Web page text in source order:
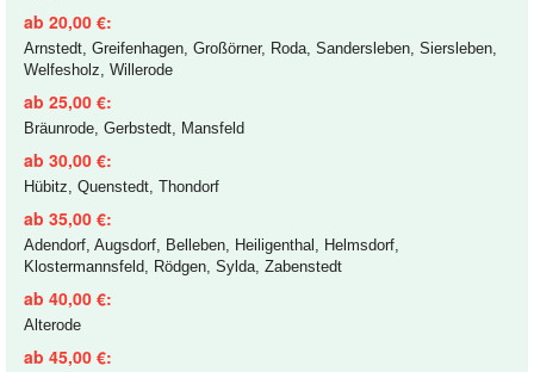
ab 20,00 €:
Arnstedt, Greifenhagen, Großörner, Roda, Sandersleben, Siersleben,
Welfesholz, Willerode
ab 25,00 €:
Bräunrode, Gerbstedt, Mansfeld
ab 30,00 €:
Hübitz, Quenstedt, Thondorf
ab 35,00 €:
Adendorf, Augsdorf, Belleben, Heiligenthal, Helmsdorf,
Klostermannsfeld, Rödgen, Sylda, Zabenstedt
ab 40,00 €:
Alterode
ab 45,00 €: